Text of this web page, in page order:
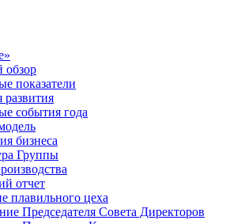
обзор
показатели
развития
события года
бизнеса
Группы
отчет
плавильного цеха
Председателя Совета Директоров